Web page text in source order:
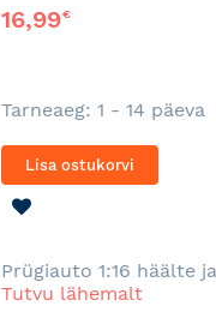
16,99€
Tarneaeg: 1 - 14 päeva
Lisa ostukorvi
Prügiauto 1:16 häälte
Tutvu lähemalt